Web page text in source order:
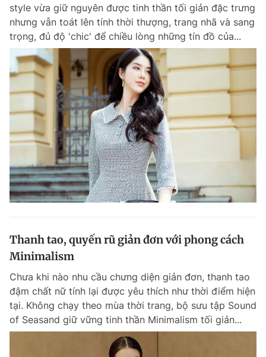
style vừa giữ nguyên được tinh thần tối giản đặc trưng
nhưng vẫn toát lên tính thời thượng, trang nhã và sang
trọng, đủ độ 'chic' để chiều lòng những tín đồ của...
Thanh tao, quyến rũ giản đơn với phong cách
Minimalism
Chưa khi nào nhu cầu chưng diện giản đơn, thanh tao
đậm chất nữ tính lại được yêu thích như thời điểm hiện
tại. Không chạy theo mùa thời trang, bộ sưu tập Sound
of Seasand giữ vững tinh thần Minimalism tối giản...